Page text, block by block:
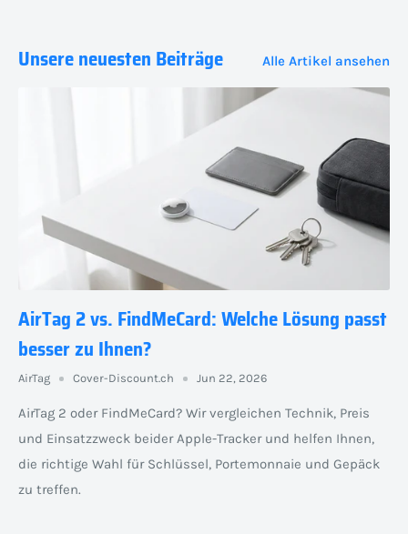
Unsere neuesten Beiträge Alle Artikel ansehen
AirTag 2 vs. FindMeCard: Welche Lösung passt
besser zu Ihnen?
AirTag Cover-Discount.ch Jun 22, 2026
AirTag 2 oder FindMeCard? Wir vergleichen Technik, Preis
und Einsatzzweck beider Apple-Tracker und helfen Ihnen,
die richtige Wahl für Schlüssel, Portemonnaie und Gepäck
zu treffen.